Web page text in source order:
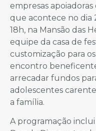
empresas apoiadoras
que acontece no dia
18h, na Mansão das
equipe da casa de
customização para
encontro
arrecadar fundos
adolescentes
a família.
A programação